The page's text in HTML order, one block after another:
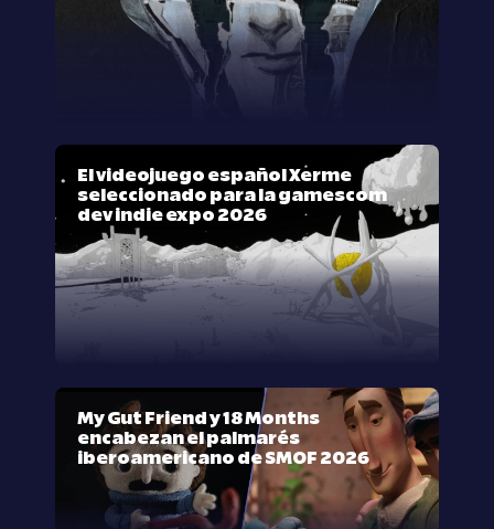
El videojuego español Xerme
seleccionado para la gamescom
dev indie expo 2026
My Gut Friend y 18 Months
encabezan el palmarés
iberoamericano de SMOF 2026